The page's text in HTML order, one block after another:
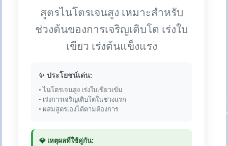
สูตรไนโตรเจนสูง เหมาะสำหรับ
ช่วงต้นของการเจริญเติบโต เร่งใบ
เขียว เร่งต้นแข็งแรง
✨ ประโยชน์เด่น:
• ไนโตรเจนสูง เร่งใบเขียวเข้ม
• เร่งการเจริญเติบโตในช่วงแรก
• ผสมสูตรเองได้ตามต้องการ
💎 เหตุผลที่ใช้คู่กัน: